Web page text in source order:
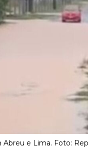
Abreu e Lima. Foto: